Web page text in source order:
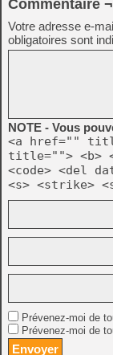
Commentaire ¬
Votre adresse e-
obligatoires sont
NOTE - Vous
<a href=""
title=""> <b>
<code> <del
<s> <strike>
Prévenez-moi de
Prévenez-moi de